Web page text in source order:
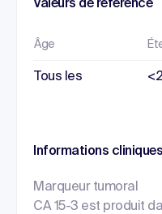
Valeurs de référence
Âge
Tous les
Informations cliniques
Marqueur tumoral
CA 15-3 est produit